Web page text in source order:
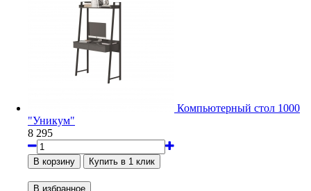
Компьютерный стол 1000
"Уникум"
8 295